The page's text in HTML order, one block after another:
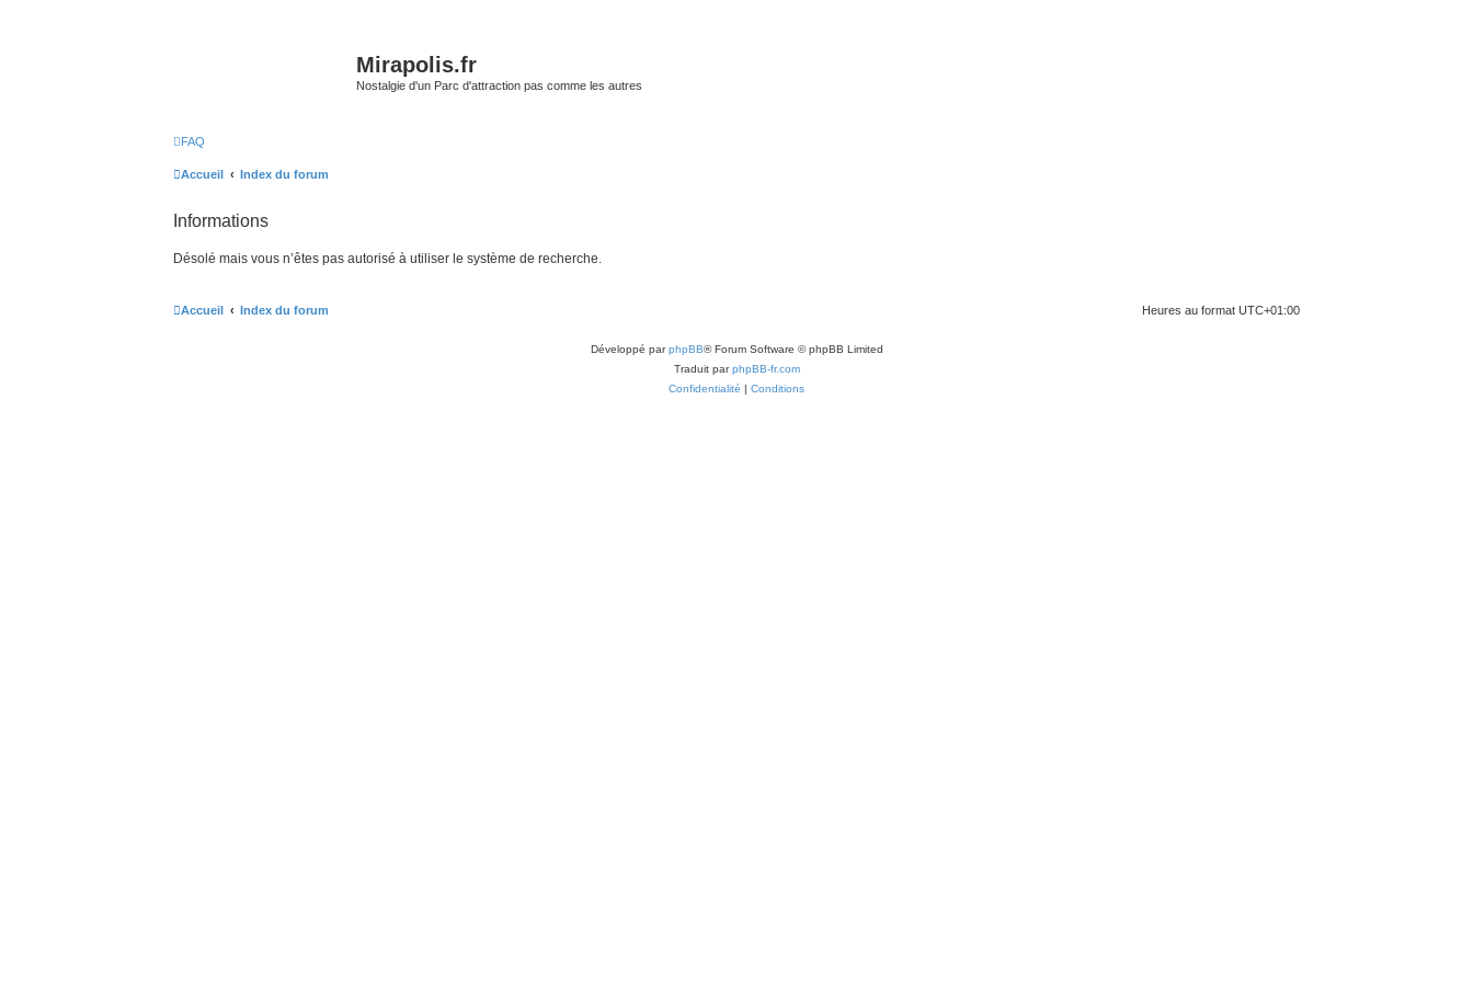
Mirapolis.fr
Nostalgie d'un Parc d'attraction pas comme les autres
FAQ
Accueil Index du forum
Informations
Désolé mais vous n’êtes pas autorisé à utiliser le système de recherche.
Accueil Index du forum Heures au format UTC+01:00
Développé parphpBB® Forum Software © phpBB Limited
Traduit parphpBB-fr.com
Confidentialité | Conditions